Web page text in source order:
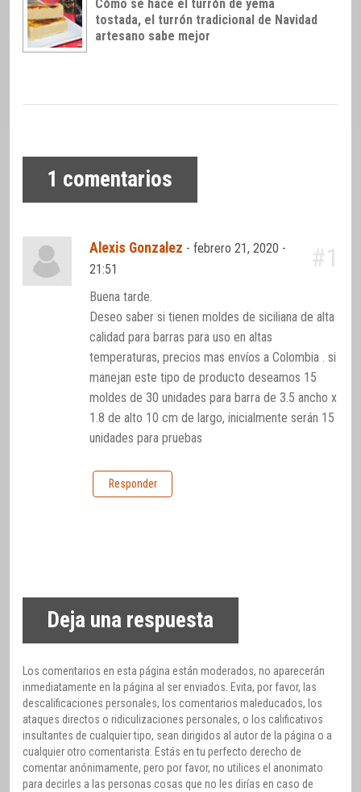
Cómo se hace el turrón de yema
tostada, el turrón tradicional de Navidad
artesano sabe mejor
1 comentarios
Alexis Gonzalez -febrero 21, 2020 -
21:51
#1
Buena tarde.
Deseo saber si tienen moldes de siciliana de alta
calidad para barras para uso en altas
temperaturas, precios mas envíos a Colombia . si
manejan este tipo de producto deseamos 15
moldes de 30 unidades para barra de 3.5 ancho x
1.8 de alto 10 cm de largo, inicialmente serán 15
unidades para pruebas
Responder
Deja una respuesta
Los comentarios en esta página están moderados, no aparecerán
inmediatamente en la página al ser enviados. Evita, por favor, las
descalificaciones personales, los comentarios maleducados, los
ataques directos o ridiculizaciones personales, o los calificativos
insultantes de cualquier tipo, sean dirigidos al autor de la página o a
cualquier otro comentarista. Estás en tu perfecto derecho de
comentar anónimamente, pero por favor, no utilices el anonimato
para decirles a las personas cosas que no les dirías en caso de